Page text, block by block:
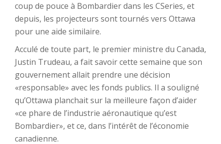
coup de pouce à Bombardier dans les CSeries, et
depuis, les projecteurs sont tournés vers Ottawa
pour une aide similaire.
Acculé de toute part, le premier ministre du Canada,
Justin Trudeau, a fait savoir cette semaine que son
gouvernement allait prendre une décision
«responsable» avec les fonds publics. Il a souligné
qu’Ottawa planchait sur la meilleure façon d’aider
«ce phare de l’industrie aéronautique qu’est
Bombardier», et ce, dans l’intérêt de l’économie
canadienne.